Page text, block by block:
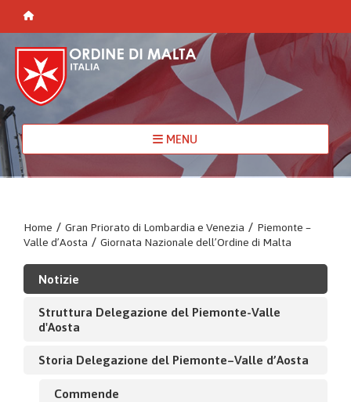
MENU
Home / Gran Priorato di Lombardia e Venezia / Piemonte –
Valle d’Aosta / Giornata Nazionale dell’Ordine di Malta
Notizie
Struttura Delegazione del Piemonte-Valle
d'Aosta
Storia Delegazione del Piemonte–Valle d’Aosta
Commende